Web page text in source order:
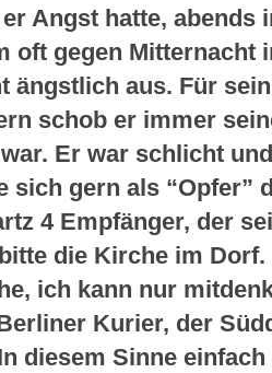
Angst hatte, abends
oft gegen Mitternacht
ängstlich aus. Für
schob er immer
Er war schlicht
sich gern als “Opfer”
4 Empfänger, der
die Kirche im
ich kann nur
Kurier, der
diesem Sinne